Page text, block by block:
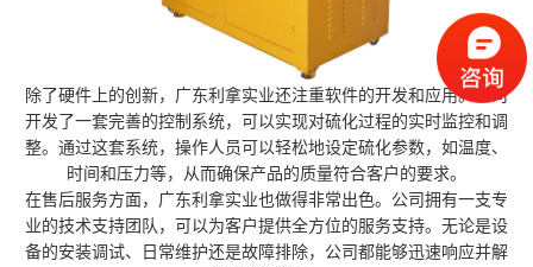
除了硬件上的创新，广东利拿实业还注重软件的开发和应用。公司
开发了一套完善的控制系统，可以实现对硫化过程的实时监控和调
整。通过这套系统，操作人员可以轻松地设定硫化参数，如温度、
时间和压力等，从而确保产品的质量符合客户的要求。
在售后服务方面，广东利拿实业也做得非常出色。公司拥有一支专
业的技术支持团队，可以为客户提供全方位的服务支持。无论是设
备的安装调试、日常维护还是故障排除，公司都能够迅速响应并解